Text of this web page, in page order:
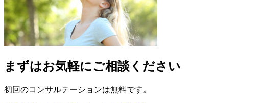
まずはお気軽にご相談ください
初回のコンサルテーションは無料です。